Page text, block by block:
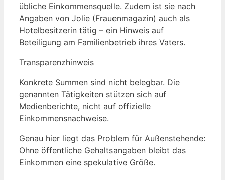
übliche Einkommensquelle. Zudem ist sie nach
Angaben von Jolie (Frauenmagazin) auch als
Hotelbesitzerin tätig – ein Hinweis auf
Beteiligung am Familienbetrieb ihres Vaters.
Transparenzhinweis
Konkrete Summen sind nicht belegbar. Die
genannten Tätigkeiten stützen sich auf
Medienberichte, nicht auf offizielle
Einkommensnachweise.
Genau hier liegt das Problem für Außenstehende:
Ohne öffentliche Gehaltsangaben bleibt das
Einkommen eine spekulative Größe.